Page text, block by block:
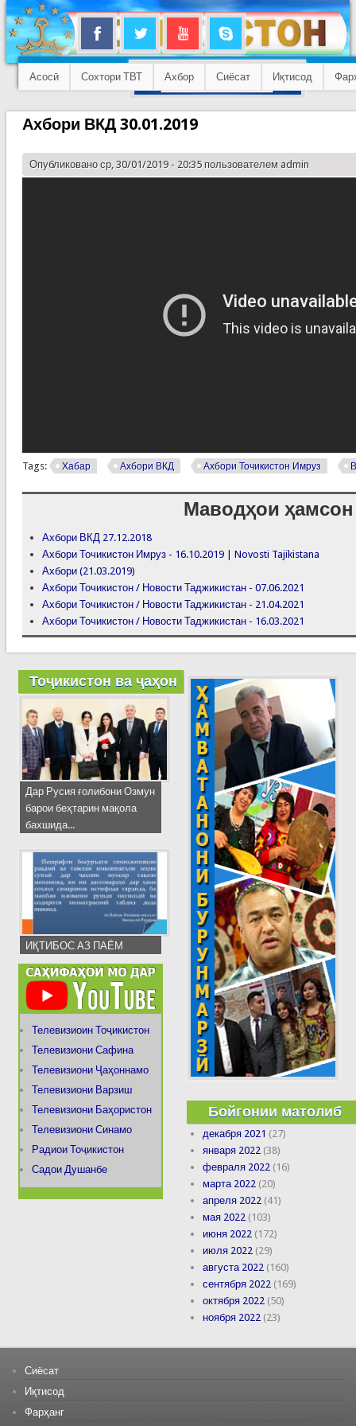
Асосӣ Сохтори ТВТ Ахбор Сиёсат Иқтисод
Ахбори ВКД 30.01.2019
Опубликовано ср, 30/01/2019 - 20:35 пользователем admin
Tags: Хабар Ахбори ВКД Ахбори Точикистон Имруз
Маводҳои ҳамсон
Ахбори ВКД 27.12.2018
Ахбори Точикистон Имруз - 16.10.2019 | Novosti Tajikistana
Ахбори (21.03.2019)
Ахбори Точикистон / Новости Таджикистан - 07.06.2021
Ахбори Точикистон / Новости Таджикистан - 21.04.2021
Ахбори Точикистон / Новости Таджикистан - 16.03.2021
Тоҷикистон ва ҷаҳон
Дар Русия ғолибони Озмун
барои беҳтарин мақола
бахшида...
ИҚТИБОС АЗ ПАЁМ
Телевизиоин Тоҷикистон
Телевизиони Сафина
Телевизиони Ҷаҳоннамо
Телевизиони Варзиш
Телевизиони Баҳористон
Телевизиони Синамо
Радиои Тоҷикистон
Садои Душанбе
Бойгонии матолиб
декабря 2021 (27)
января 2022 (38)
февраля 2022 (16)
марта 2022 (20)
апреля 2022 (41)
мая 2022 (103)
июня 2022 (172)
июля 2022 (29)
августа 2022 (160)
сентября 2022 (169)
октября 2022 (50)
ноября 2022 (23)
Сиёсат
Иқтисод
Фарҳанг